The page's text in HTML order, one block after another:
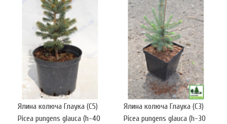
Ялина колюча Глаука (С5)
Picea pungens glauca (h-40
Ялина колюча Глаука (С3)
Picea pungens glauca (h-30